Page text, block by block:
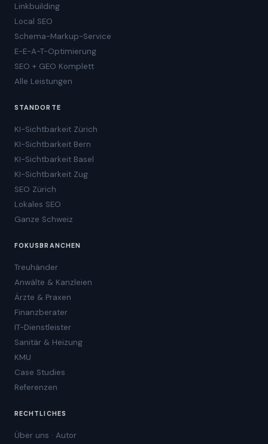
Linkbuilding
Local SEO
Schema-Markup-Service
E-E-A-T-Optimierung
SEO + GEO Komplett
Alle Leistungen
STANDORTE
KI-Sichtbarkeit Zürich
KI-Sichtbarkeit Bern
KI-Sichtbarkeit Basel
KI-Sichtbarkeit Zug
SEO Zürich
Lokales SEO
Ganze Schweiz
FOKUSBRANCHEN
Treuhänder
Anwälte & Kanzleien
Ärzte & Praxen
Finanzberater
IT-Dienstleister
Sanitär & Heizung
KMU
Case Studies
Referenzen
RECHTLICHES
Über uns · Autor